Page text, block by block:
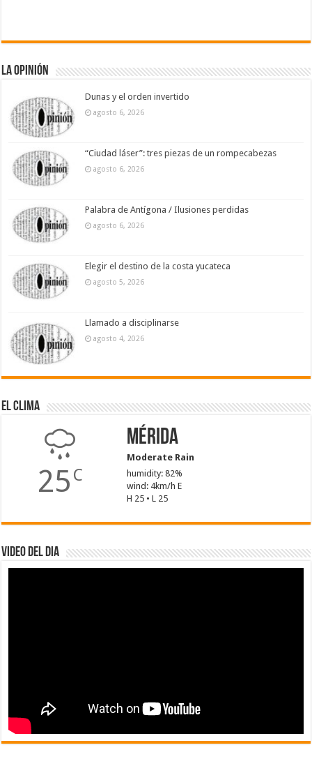
La Opinión
Dunas y el orden invertido
agosto 6, 2026
“Ciudad láser”: tres piezas de un rompecabezas
agosto 6, 2026
Palabra de Antígona / Ilusiones perdidas
agosto 6, 2026
Elegir el destino de la costa yucateca
agosto 5, 2026
Llamado a disciplinarse
agosto 4, 2026
El Clima
25 C
Mérida
Moderate Rain
humidity: 82%
wind: 4km/h E
H 25 • L 25
Video del dia